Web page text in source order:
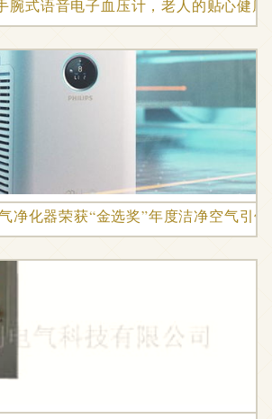
腕式语音电子血压计，老人的贴心健康
净化器荣获“金选奖”年度洁净空气引